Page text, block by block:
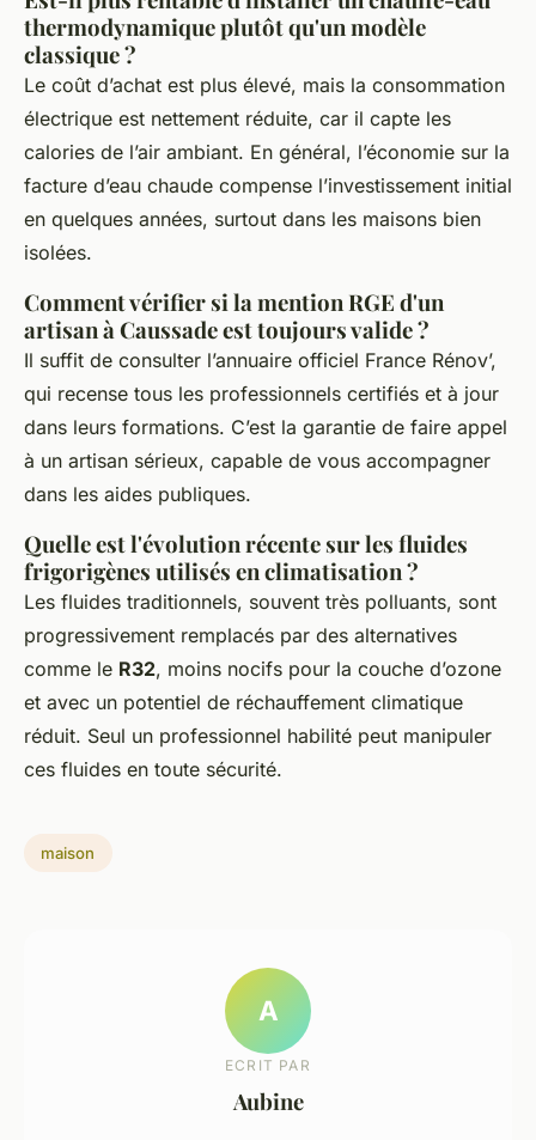
thermodynamique plutôt qu'un modèle
classique ?
Le coût d’achat est plus élevé, mais la consommation
électrique est nettement réduite, car il capte les
calories de l’air ambiant. En général, l’économie sur la
facture d’eau chaude compense l’investissement initial
en quelques années, surtout dans les maisons bien
isolées.
Comment vérifier si la mention RGE d'un
artisan à Caussade est toujours valide ?
Il suffit de consulter l’annuaire officiel France Rénov’,
qui recense tous les professionnels certifiés et à jour
dans leurs formations. C’est la garantie de faire appel
à un artisan sérieux, capable de vous accompagner
dans les aides publiques.
Quelle est l'évolution récente sur les fluides
frigorigènes utilisés en climatisation ?
Les fluides traditionnels, souvent très polluants, sont
progressivement remplacés par des alternatives
comme le R32, moins nocifs pour la couche d’ozone
et avec un potentiel de réchauffement climatique
réduit. Seul un professionnel habilité peut manipuler
ces fluides en toute sécurité.
maison
A
ECRIT PAR
Aubine